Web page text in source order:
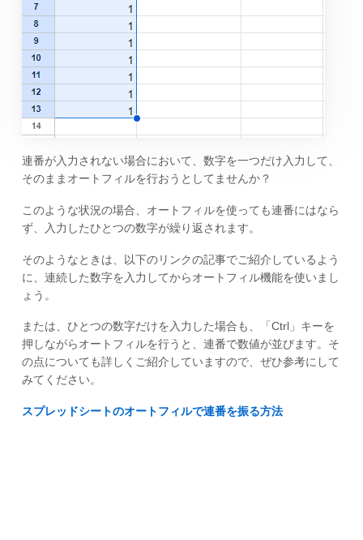
連番が入力されない場合において、数字を一つだけ入力して、
そのままオートフィルを行おうとしてませんか？
このような状況の場合、オートフィルを使っても連番にはなら
ず、入力したひとつの数字が繰り返されます。
そのようなときは、以下のリンクの記事でご紹介しているよう
に、連続した数字を入力してからオートフィル機能を使いまし
ょう。
または、ひとつの数字だけを入力した場合も、「Ctrl」キーを
押しながらオートフィルを行うと、連番で数値が並びます。そ
の点についても詳しくご紹介していますので、ぜひ参考にして
みてください。
スプレッドシートのオートフィルで連番を振る方法